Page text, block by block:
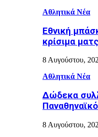
Αθλητικά Νέα
Εθνική
κρίσιμα
8 Αυγούστου,
Αθλητικά Νέα
Δώδεκα
8 Αυγούστου,